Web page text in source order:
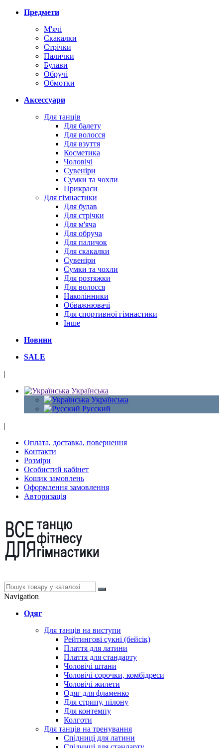
Предмети
М'ячі
Скакалки
Стрічки
Палички
Булави
Обручі
Обмотки
Аксессуари
Для танців
Для балету
Для волосся
Для взуття
Косметика
Чоловічі
Сувеніри
Сумки та чохли
Прикраси
Для гімнастики
Для булав
Для стрічки
Для м'яча
Для обруча
Для паличок
Для скакалки
Сувеніри
Сумки та чохли
Для розтяжки
Для волосся
Наколінники
Обважнювачі
Для спортивної гімнастики
Інше
Новини
SALE
|
Українська
Українська
Русский
|
Оплата, доставка, повернення
Контакти
Розміри
Особистий кабінет
Кошик замовлень
Оформлення замовлення
Авторизація
Navigation
Одяг
Для танців на виступи
Рейтингові сукні (бейсік)
Плаття для латини
Плаття для стандарту
Чоловічі штани
Чоловічі сорочки, комбідреси
Чоловічі жилети
Одяг для фламенко
Для стрипу, пілону
Для контемпу
Колготи
Для танців на тренування
Спідниці для латини